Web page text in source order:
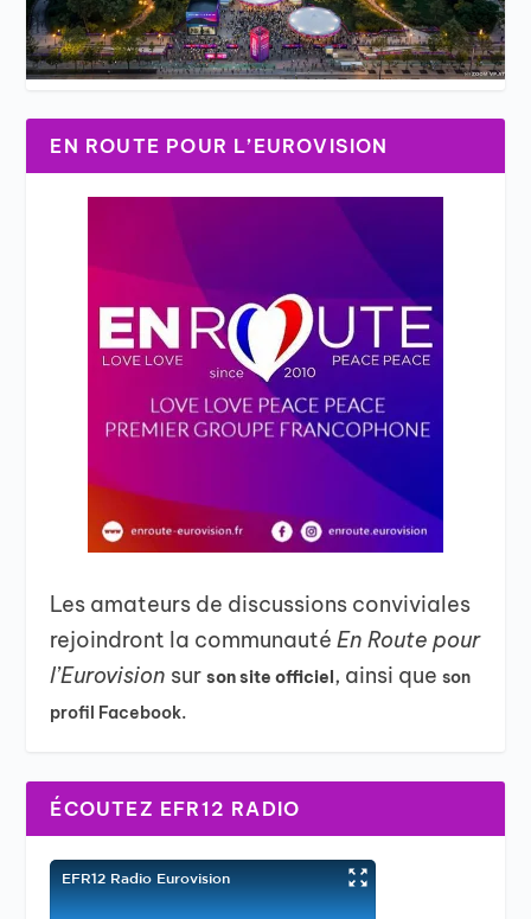
EN ROUTE POUR L’EUROVISION
Les amateurs de discussions conviviales
rejoindront la communautéEn Route pour
l’Eurovision surson site officiel, ainsi queson
profil Facebook.
ÉCOUTEZ EFR12 RADIO